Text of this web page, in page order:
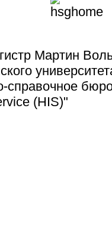
Мартин
(HIS)"